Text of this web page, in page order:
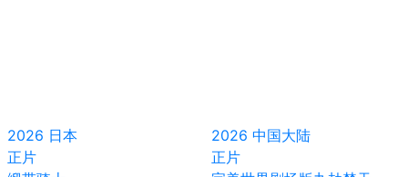
2026 日本
正片
2026 中国大陆
正片